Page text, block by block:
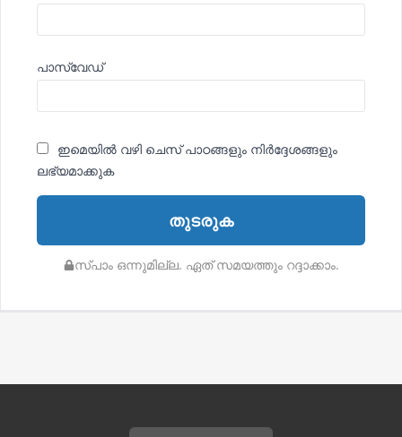
പാസ്വേഡ്
ഇമെയിൽ വഴി ചെസ് പാഠങ്ങളും നിര്‍ദ്ദേശങ്ങളും
ലഭ്യമാക്കുക
തുടരുക
സ്പാം ഒന്നുമില്ല. ഏത് സമയത്തും റദ്ദാക്കാം.